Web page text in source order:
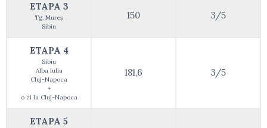
ETAPA 3
Tg. Mureș
Sibiu
150 3/5
ETAPA 4
Sibiu
Alba Iulia
Cluj-Napoca
+
o zi la Cluj-Napoca
181,6 3/5
ETAPA 5